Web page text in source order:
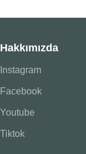
Hakkımızda
Instagram
Facebook
Youtube
Tiktok